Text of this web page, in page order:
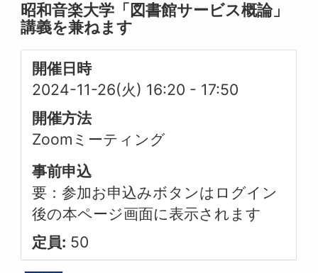
昭和音楽大学「図書館サービス概論」
講義を兼ねます
開催日時
2024-11-26(火) 16:20 - 17:50
開催方法
Zoomミーティング
事前申込
要：参加お申込みボタンはログイン
後の本ページ画面に表示されます
定員: 50